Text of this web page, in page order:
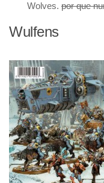
Wolves. por que
Wulfens